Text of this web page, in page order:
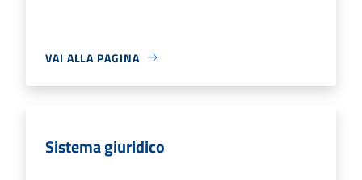
VAI ALLA PAGINA
Sistema giuridico